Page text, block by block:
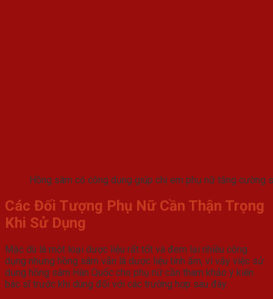
Hồng sâm có công dụng giúp chị em phụ nữ tăng cường
Các Đối Tượng Phụ Nữ Cần Thận Trọng
Khi Sử Dụng
Mặc dù là một loại dược liệu rất tốt và đem lại nhiều công
dụng nhưng hồng sâm vẫn là dược liệu tính ấm, vì vậy việc sử
dụng hồng sâm Hàn Quốc cho phụ nữ cần tham khảo ý kiến
bác sĩ trước khi dùng đối với các trường hợp sau đây: